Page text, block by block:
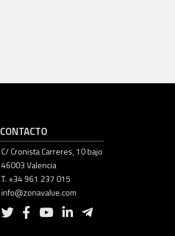
CONTACTO
C/ Cronista Carreres, 10 bajo
46003 Valencia
T. +34 961 237 015
info@zonavalue.com